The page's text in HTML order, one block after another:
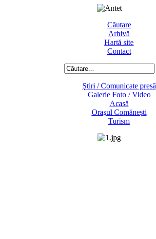
Căutare
Arhivă
Hartă site
Contact
Știri / Comunicate presă
Galerie Foto / Video
Acasă
Oraşul Comăneşti
Turism